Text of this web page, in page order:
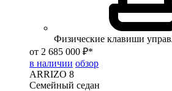
Физические клавиши
от 2 685 000 ₽*
в наличии обзор
ARRIZO 8
Семейный седан